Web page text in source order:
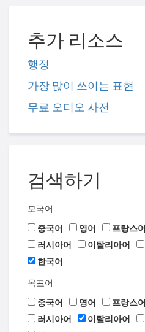
추가 리소스
행정
가장 많이 쓰이는 표현
무료 오디오 사전
검색하기
모국어
중국어
영어 프랑스어
러시아어
이탈리아어
한국어
목표어
중국어
영어 프랑스어
러시아어
이탈리아어